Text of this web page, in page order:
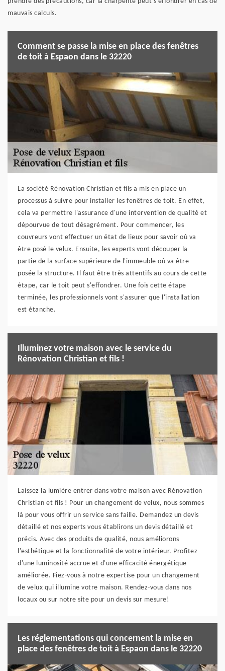
mauvais calculs.
Comment se passe la mise en place des fenêtres
de toit à Espaon dans le 32220
La société Rénovation Christian et fils a mis en place un
processus à suivre pour installer les fenêtres de toit. En effet,
cela va permettre l'assurance d'une intervention de qualité et
dépourvue de tout désagrément. Pour commencer, les
couvreurs vont effectuer un état de lieux pour savoir où va
être posé le velux. Ensuite, les experts vont découper la
partie de la surface supérieure de l'immeuble où va être
posée la structure. Il faut être très attentifs au cours de cette
étape, car le toit peut s'effondrer. Une fois cette étape
terminée, les professionnels vont s'assurer que l'installation
est étanche.
Illuminez votre maison avec le service du
Rénovation Christian et fils !
Laissez la lumière entrer dans votre maison avec Rénovation
Christian et fils ! Pour un changement de velux, nous sommes
là pour vous offrir un service sans faille. Demandez un devis
détaillé et nos experts vous établirons un devis détaillé et
précis. Avec des produits de qualité, nous améliorons
l'esthétique et la fonctionnalité de votre intérieur. Profitez
d'une luminosité accrue et d'une efficacité énergétique
améliorée. Fiez-vous à notre expertise pour un changement
de velux qui illumine votre maison. Rendez-vous dans nos
locaux ou sur notre site pour un devis sur mesure!
Les réglementations qui concernent la mise en
place des fenêtres de toit à Espaon dans le 32220